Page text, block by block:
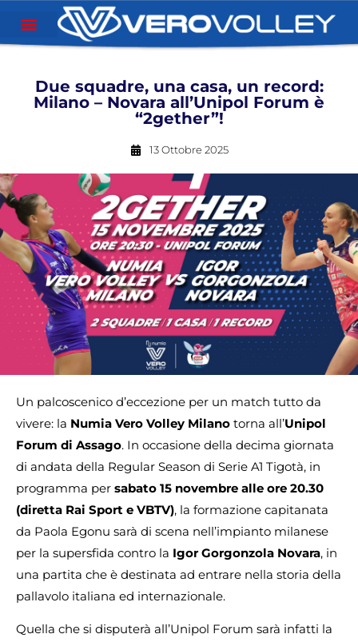
Due squadre, una casa, un record:
Milano – Novara all’Unipol Forum è
“2gether”!
13 Ottobre 2025
Un palcoscenico d’eccezione per un match tutto da
vivere: la Numia Vero Volley Milano torna all’Unipol
Forum di Assago. In occasione della decima giornata
di andata della Regular Season di Serie A1 Tigotà, in
programma per sabato 15 novembre alle ore 20.30
(diretta Rai Sport e VBTV), la formazione capitanata
da Paola Egonu sarà di scena nell’impianto milanese
per la supersfida contro la Igor Gorgonzola Novara, in
una partita che è destinata ad entrare nella storia della
pallavolo italiana ed internazionale.
Quella che si disputerà all’Unipol Forum sarà infatti la